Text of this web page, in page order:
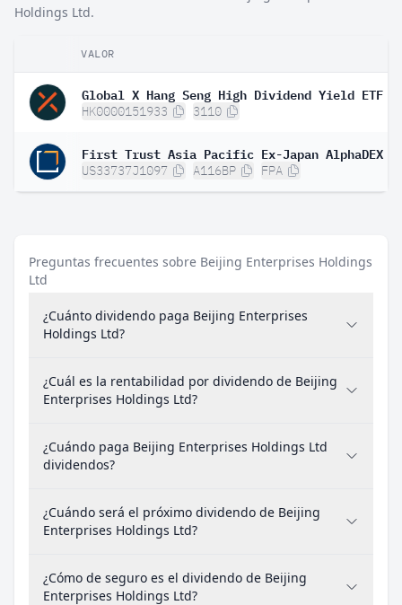
Holdings Ltd.
VALOR
Global X Hang Seng High Dividend Yield ETF
HK0000151933 3110
First Trust Asia Pacific Ex-Japan AlphaDEX
US33737J1097 A116BP FPA
Preguntas frecuentes sobre Beijing Enterprises Holdings
Ltd
¿Cuánto dividendo paga Beijing Enterprises
Holdings Ltd?
¿Cuál es la rentabilidad por dividendo de Beijing
Enterprises Holdings Ltd?
¿Cuándo paga Beijing Enterprises Holdings Ltd
dividendos?
¿Cuándo será el próximo dividendo de Beijing
Enterprises Holdings Ltd?
¿Cómo de seguro es el dividendo de Beijing
Enterprises Holdings Ltd?